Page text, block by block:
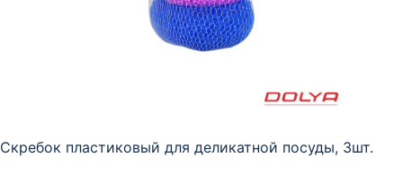
Скребок пластиковый для деликатной посуды, 3шт.